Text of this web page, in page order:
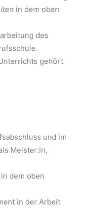
in dem oben
des
gehört
und im
Meister:in,
dem oben
in der Arbeit